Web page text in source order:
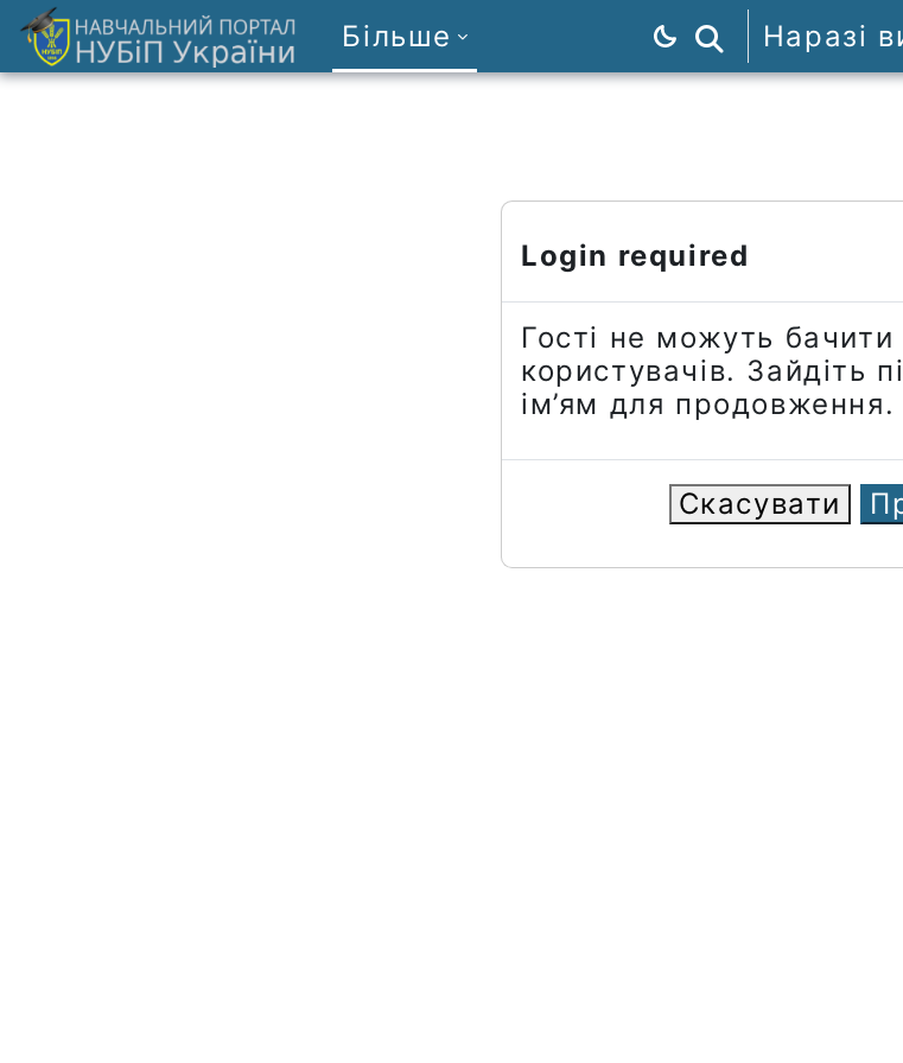
Перейти до головного вмісту
Більше Пошук курсів
Наразі
Login required
Гості не можуть бачити
користувачів. Зайдіть
ім’ям для продовження.
Скасувати